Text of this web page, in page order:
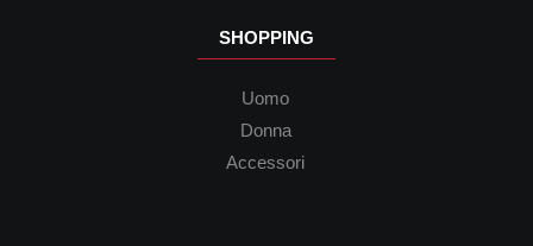
SHOPPING
Uomo
Donna
Accessori